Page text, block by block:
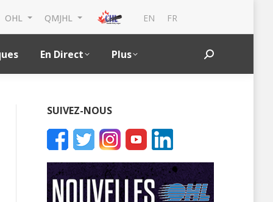
OHL QMJHL EN FR
En Direct Plus Search:
SUIVEZ-NOUS